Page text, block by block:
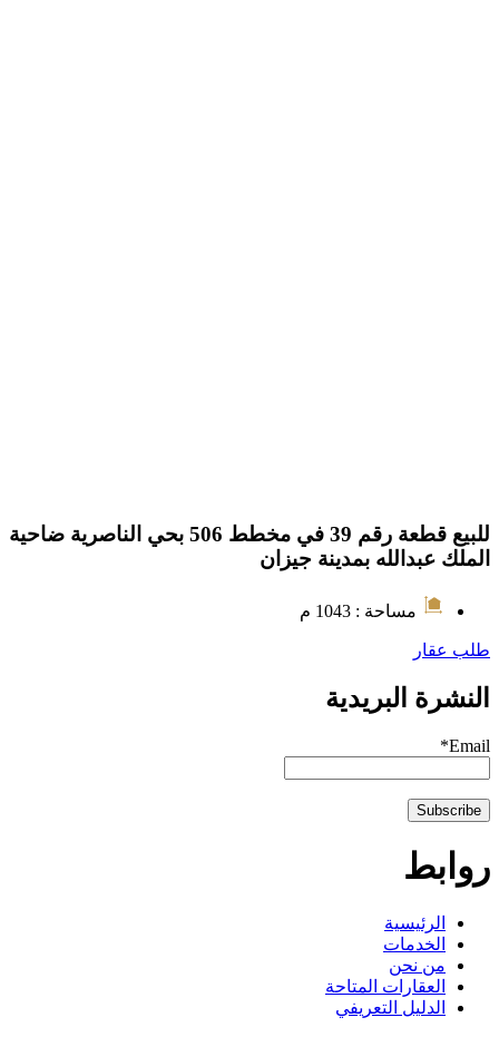
للبيع قطعة رقم 39 في مخطط 506 بحي الناصرية ضاحية
الملك عبدالله بمدينة جيزان
مساحة : 1043 م
طلب عقار
النشرة البريدية
Email*
روابط
الرئيسية
الخدمات
من نحن
العقارات المتاحة
الدليل التعريفي